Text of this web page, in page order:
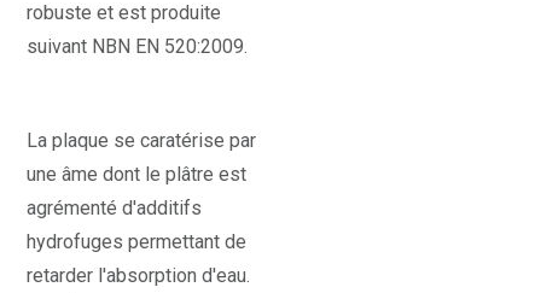
robuste et est produite
suivant NBN EN 520:2009.
La plaque se caratérise par
une âme dont le plâtre est
agrémenté d'additifs
hydrofuges permettant de
retarder l'absorption d'eau.